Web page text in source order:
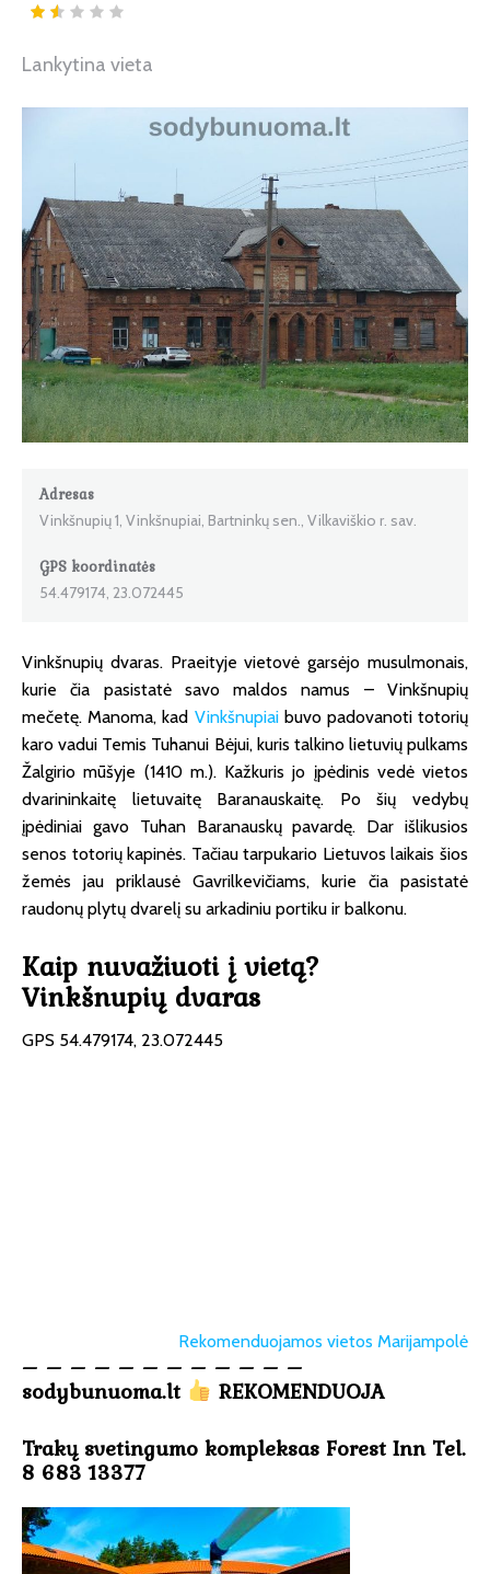
Lankytina vieta
Adresas
Vinkšnupių 1, Vinkšnupiai, Bartninkų sen., Vilkaviškio r. sav.
GPS koordinatės
54.479174, 23.072445
Vinkšnupių dvaras. Praeityje vietovė garsėjo musulmonais,
kurie čia pasistatė savo maldos namus – Vinkšnupių
mečetę. Manoma, kad Vinkšnupiaibuvo padovanoti totorių
karo vadui Temis Tuhanui Bėjui, kuris talkino lietuvių pulkams
Žalgirio mūšyje (1410 m.). Kažkuris jo įpėdinis vedė vietos
dvarininkaitę lietuvaitę Baranauskaitę. Po šių vedybų
įpėdiniai gavo Tuhan Baranauskų pavardę. Dar išlikusios
senos totorių kapinės. Tačiau tarpukario Lietuvos laikais šios
žemės jau priklausė Gavrilkevičiams, kurie čia pasistatė
raudonų plytų dvarelį su arkadiniu portiku ir balkonu.
Kaip nuvažiuoti į vietą?
Vinkšnupių dvaras
GPS 54.479174, 23.072445
Rekomenduojamos vietos Marijampolė
– – – – – – – – – – – –
sodybunuoma.lt
REKOMENDUOJA
Trakų svetingumo kompleksas Forest Inn Tel.
8 683 13377